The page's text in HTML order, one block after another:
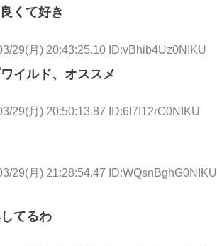
くて好き
29(月) 20:43:25.10 ID:vBhib4Uz0NIKU
イルド、オススメ
29(月) 20:50:13.87 ID:6I7I12rC0NIKU
29(月) 21:28:54.47 ID:WQsnBghG0NIKU
てるわ